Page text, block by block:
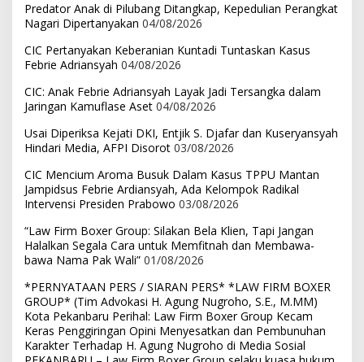
Predator Anak di Pilubang Ditangkap, Kepedulian Perangkat
Nagari Dipertanyakan 04/08/2026
CIC Pertanyakan Keberanian Kuntadi Tuntaskan Kasus
Febrie Adriansyah 04/08/2026
CIC: Anak Febrie Adriansyah Layak Jadi Tersangka dalam
Jaringan Kamuflase Aset 04/08/2026
Usai Diperiksa Kejati DKI, Entjik S. Djafar dan Kuseryansyah
Hindari Media, AFPI Disorot 03/08/2026
CIC Mencium Aroma Busuk Dalam Kasus TPPU Mantan
Jampidsus Febrie Ardiansyah, Ada Kelompok Radikal
Intervensi Presiden Prabowo 03/08/2026
“Law Firm Boxer Group: Silakan Bela Klien, Tapi Jangan
Halalkan Segala Cara untuk Memfitnah dan Membawa-
bawa Nama Pak Wali” 01/08/2026
*PERNYATAAN PERS / SIARAN PERS* *LAW FIRM BOXER
GROUP* (Tim Advokasi H. Agung Nugroho, S.E., M.MM)
Kota Pekanbaru Perihal: Law Firm Boxer Group Kecam
Keras Penggiringan Opini Menyesatkan dan Pembunuhan
Karakter Terhadap H. Agung Nugroho di Media Sosial